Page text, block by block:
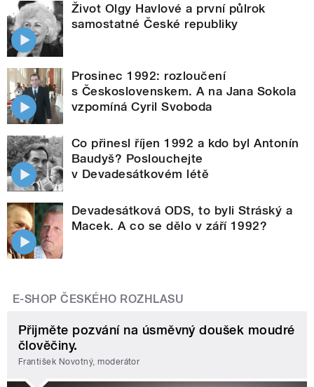
Život Olgy Havlové a první půlrok
samostatné České republiky
Prosinec 1992: rozloučení
s Československem. A na Jana Sokola
vzpomíná Cyril Svoboda
Co přinesl říjen 1992 a kdo byl Antonín
Baudyš? Poslouchejte
v Devadesátkovém létě
Devadesátková ODS, to byli Stráský a
Macek. A co se dělo v září 1992?
E-SHOP ČESKÉHO ROZHLASU
Přijměte pozvání na úsměvný doušek moudré
člověčiny.
František Novotný, moderátor